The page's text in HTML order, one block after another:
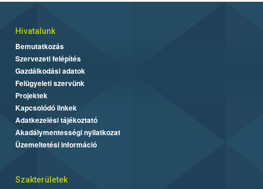
Hivatalunk
Bemutatkozás
Szervezeti felépítés
Gazdálkodási adatok
Felügyeleti szervünk
Projektek
Kapcsolódó linkek
Adatkezelési tájékoztató
Akadálymentességi nyilatkozat
Üzemeltetési információ
Szakterületek